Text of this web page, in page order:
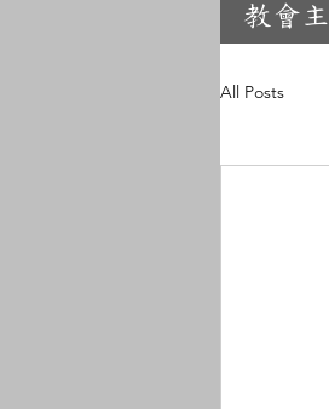
教會
All Posts